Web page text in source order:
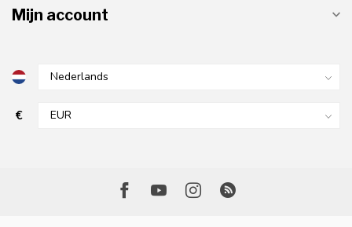
Mijn account
€